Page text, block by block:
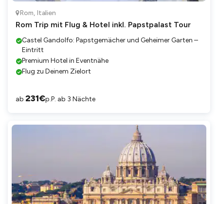
Rom, Italien
Rom Trip mit Flug & Hotel inkl. Papstpalast Tour
Castel Gandolfo: Papstgemächer und Geheimer Garten –
Eintritt
Premium Hotel in Eventnähe
Flug zu Deinem Zielort
ab 231€p.P. ab 3 Nächte